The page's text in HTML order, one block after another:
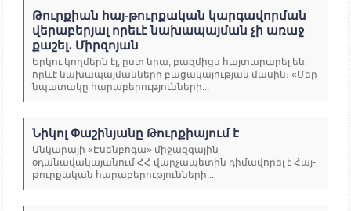
Թուրքիան հայ-թուրքական կարգավորման
վերաբերյալ որեւէ նախապայման չի առաջ
քաշել․ Միրզոյան
Երկու կողմերն էլ, ըստ նրա, բազմիցս հայտարարել են
որևէ նախապայմանների բացակայության մասին։ «Մեր
նպատակը հարաբերությունների...
Նիկոլ Փաշինյանը Թուրքիայում է
Անկարայի «Էսենբոգա» միջազգային
օդանավակայանում ՀՀ վարչապետին դիմավորել է Հայ-
թուրքական հարաբերությունների...